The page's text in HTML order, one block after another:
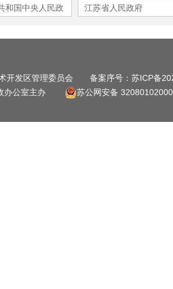
和国中央人民政
江苏省人民政府
开发区管理委员会 备案序号： 苏ICP备
政办公室主办
苏公网安备